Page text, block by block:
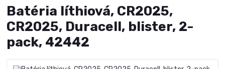
Batéria líthiová, CR2025,
CR2025, Duracell, blister, 2-
pack, 42442